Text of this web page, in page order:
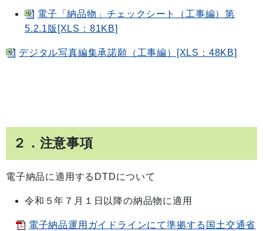
電子「納品物」チェックシート（工事編）第
5.2.1版[XLS：81KB]
デジタル写真編集承諾願（工事編）[XLS：48KB]
２．注意事項
電子納品に適用するDTDについて
令和５年７月１日以降の納品物に適用
電子納品運用ガイドラインにて準拠する国土交通省